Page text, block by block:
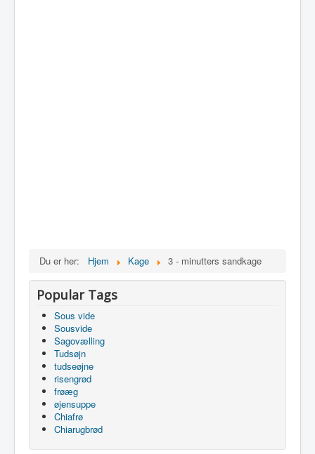
Du er her: Hjem Kage 3 - minutters sandkage
Popular Tags
Sous vide
Sousvide
Sagovælling
Tudsøjn
tudseøjne
risengrød
frøæg
øjensuppe
Chiafrø
Chiarugbrød